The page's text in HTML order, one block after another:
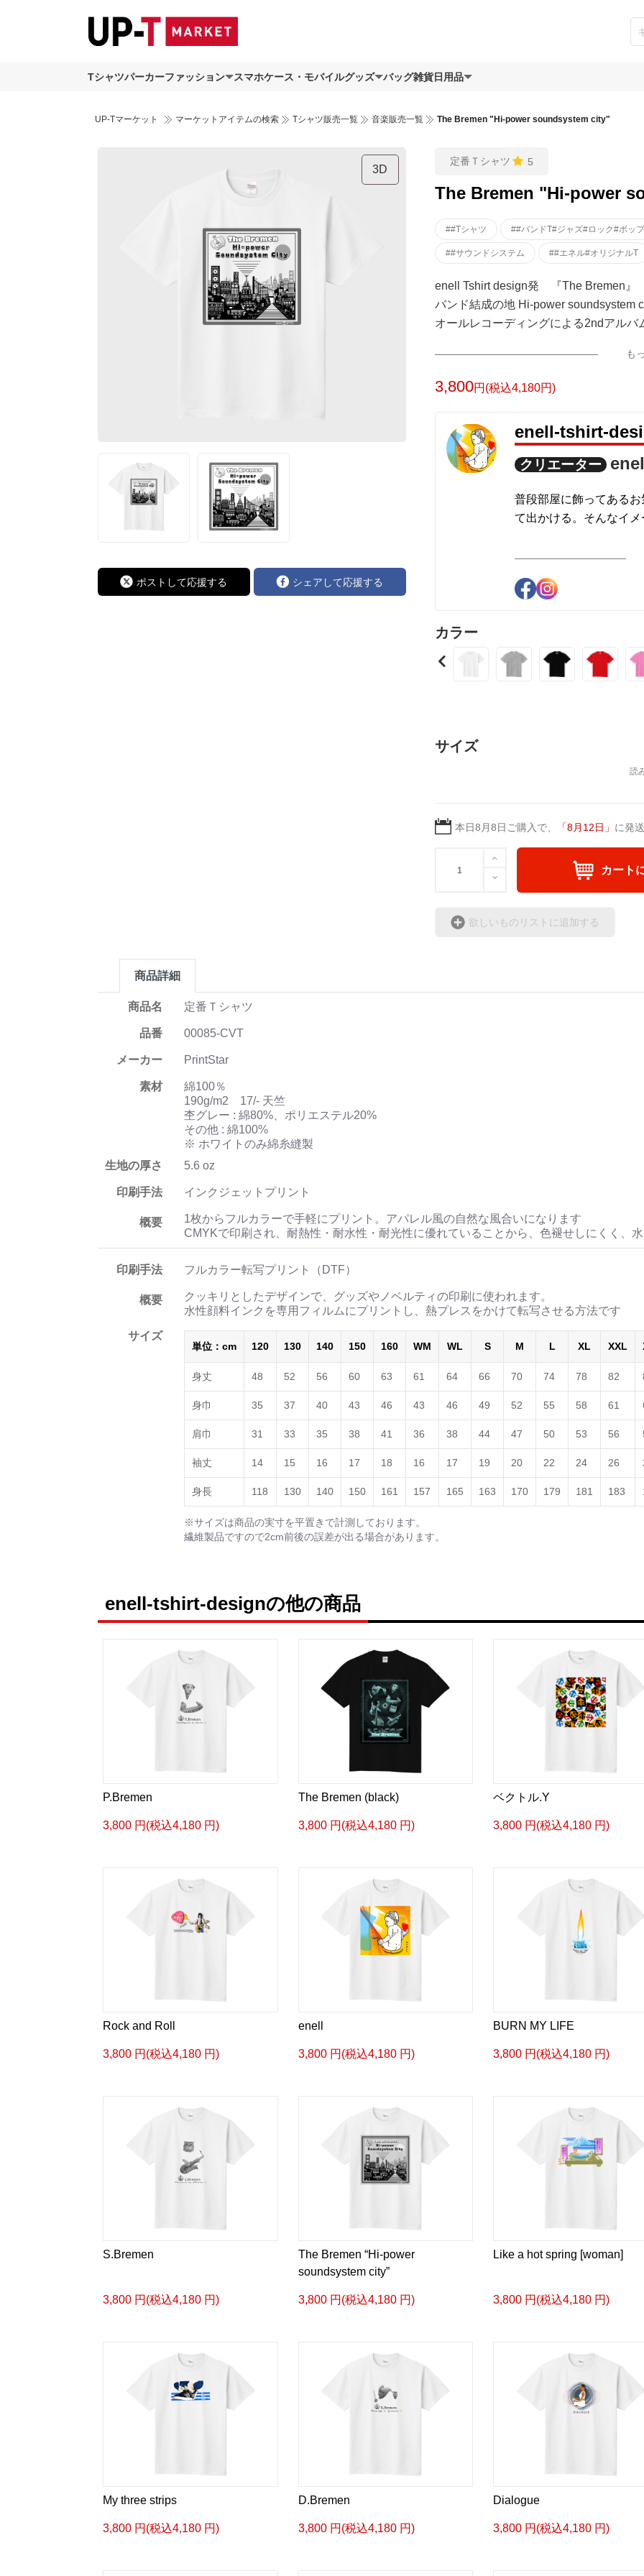
Tシャツパーカーファッション スマホケース・モバイルグッズ バッグ雑貨日用品
UP-Tマーケット マーケットアイテムの検索 Tシャツ販売一覧 音楽販売一覧 The Bremen "Hi-power soundsystem city"
3D
ポストして応援する シェアして応援する
定番Ｔシャツ 5
The Bremen "Hi-power
##Tシャツ ##バンドT#ジャズ#ロック#ポッ
##サウンドシステム ##エネル#オリジナルT
enell Tshirt design発 『The Bremen』
バンド結成の地 Hi-power soundsystem
オールレコーディングによる2ndアルバ
衝撃のデビューを果たした1stアルバム
凌ぐ圧倒的なサウンドに各所から絶賛の
彼らの原点であるシンプルかつパワフ
も
3,800円(税込4,180円)
enell-tshirt-
クリエーター
普段部屋に飾ってある
て出かける。そんなイメ
カラー
サイズ
本日8月8日 ご購入で、 「8月12日 」 に発
カート
欲しいものリストに追加する
商品詳細
商品名 定番Ｔシャツ
品番 00085-CVT
メーカー PrintStar
素材
綿100％
190g/m2 17/- 天竺
杢グレー : 綿80%、ポリエステル20%
その他 : 綿100%
※ ホワイトのみ綿糸縫製
生地の厚さ
5.6 oz
印刷手法 インクジェットプリント
概要
1枚からフルカラーで手軽にプリント。アパレル風の自然な風合いになります
CMYKで印刷され、耐熱性・耐水性・耐光性に優れていることから、色褪せしにくく、
印刷手法 フルカラー転写プリント（DTF）
概要
クッキリとしたデザインで、グッズやノベルティの印刷に使われます。
水性顔料インクを専用フィルムにプリントし、熱プレスをかけて転写させる方法です
サイズ
単位：cm 120 130 140 150 160 WM WL S M L XL XXL
身丈 48 52 56 60 63 61 64 66 70 74 78 82
身巾 35 37 40 43 46 43 46 49 52 55 58 61
肩巾 31 33 35 38 41 36 38 44 47 50 53 56
袖丈 14 15 16 17 18 16 17 19 20 22 24 26
身長 118 130 140 150 161 157 165 163 170 179 181 183
※サイズは商品の実寸を平置きで計測しております。
繊維製品ですので2cm前後の誤差が出る場合があります。
enell-tshirt-designの他の商品
P.Bremen
3,800 円(税込4,180 円)
The Bremen (black)
3,800 円(税込4,180 円)
ベクトル.Y
3,800 円(税込4,180 円)
Rock and Roll
3,800 円(税込4,180 円)
enell
3,800 円(税込4,180 円)
BURN MY LIFE
3,800 円(税込4,180 円)
S.Bremen
3,800 円(税込4,180 円)
The Bremen “Hi-power
soundsystem city”
3,800 円(税込4,180 円)
Like a hot spring [woman]
3,800 円(税込4,180 円)
My three strips
3,800 円(税込4,180 円)
D.Bremen
3,800 円(税込4,180 円)
Dialogue
3,800 円(税込4,180 円)